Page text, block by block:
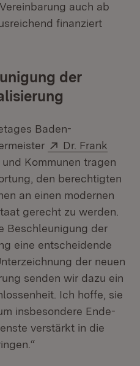
auch ab
finanziert
der
Baden-
Extern:
Dr. Frank
Fenster)
und Kommunen tragen
den berechtigten
an einen modernen
gerecht zu werden.
Beschleunigung der
eine entscheidende
der neuen
senden wir dazu ein
Ich hoffe, sie
insbesondere Ende-
verstärkt in die